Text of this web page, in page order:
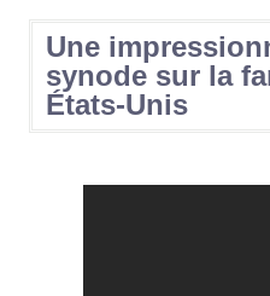
Une
synode sur la
États-Unis